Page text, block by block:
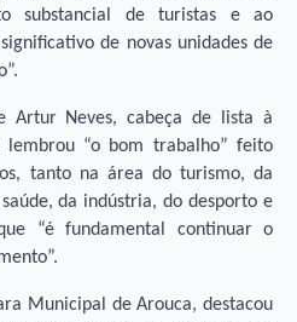
substancial de turistas e ao
de novas unidades de
Artur Neves, cabeça de lista à
lembrou “o bom trabalho” feito
tanto na área do turismo, da
da indústria, do desporto e
“é fundamental continuar o
Municipal de Arouca, destacou